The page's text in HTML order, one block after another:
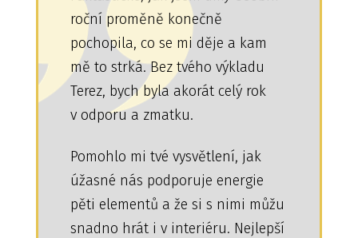
roční proměně konečně
pochopila, co se mi děje a kam
mě to strká. Bez tvého výkladu
Terez, bych byla akorát celý rok
v odporu a zmatku.
Pomohlo mi tvé vysvětlení, jak
úžasné nás podporuje energie
pěti elementů a že si s nimi můžu
snadno hrát i v interiéru. Nejlepší